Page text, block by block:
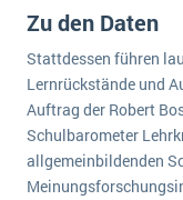
Logistik
Produktion
Immobilien
Services
Textil und
Ein WMS
Service Level
ERP-Software
Digitale Arbeitsaufträge
Zu den Daten
Stattdessen führen
Lernrückstände und
Auftrag der Robert
Schulbarometer
allgemeinbildenden